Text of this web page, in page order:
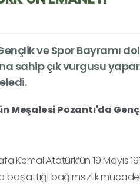
ve Spor Bayramı
sahip çık vurgusu
Meşalesi Pozantı'da
Kemal Atatürk’ün 19 Mayıs
başlattığı bağımsızlık